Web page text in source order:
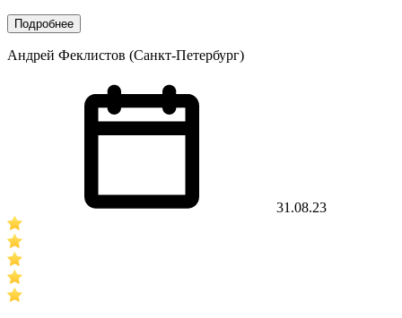
Подробнее
Андрей Феклистов (Санкт-Петербург)
31.08.23